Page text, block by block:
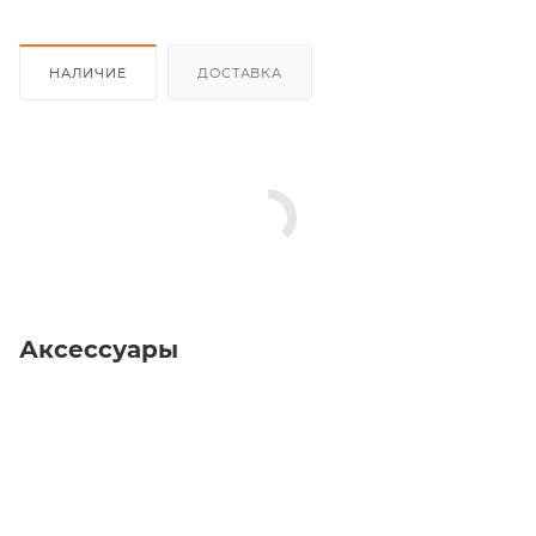
НАЛИЧИЕ ДОСТАВКА
Аксессуары